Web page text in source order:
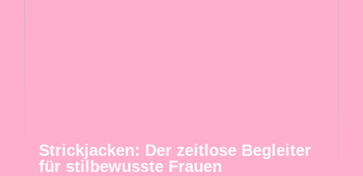
Strickjacken: Der zeitlose Begleiter
für stilbewusste Frauen